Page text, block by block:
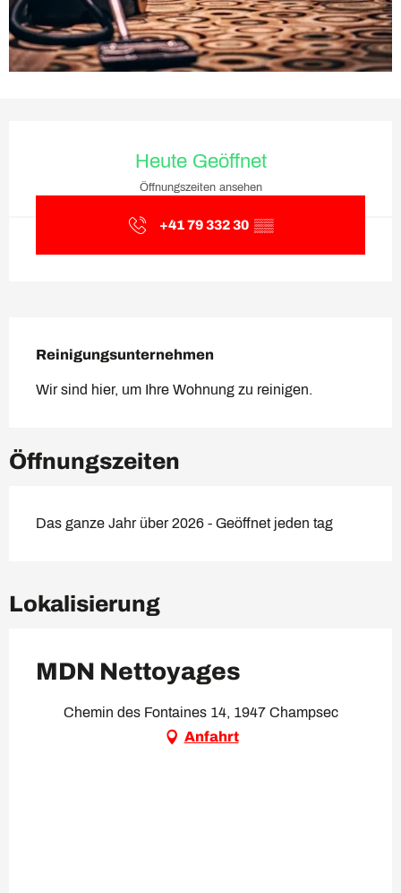
Heute Geöffnet
Öffnungszeiten ansehen
+41 79 332 30 ▒▒
Reinigungsunternehmen
Wir sind hier, um Ihre Wohnung zu reinigen.
Öffnungszeiten
Das ganze Jahr über 2026 - Geöffnet jeden tag
Lokalisierung
MDN Nettoyages
Chemin des Fontaines 14, 1947 Champsec
Anfahrt